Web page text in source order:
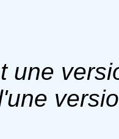
une